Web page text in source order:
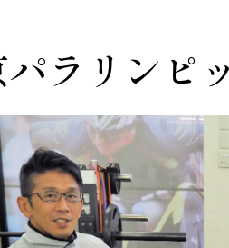
パラリンピ